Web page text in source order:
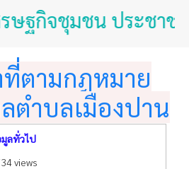
ฐกิจชุมชน ประชาชน
ตามกฎหมาย
ตำบลเมืองปาน
ลทั่วไป
views